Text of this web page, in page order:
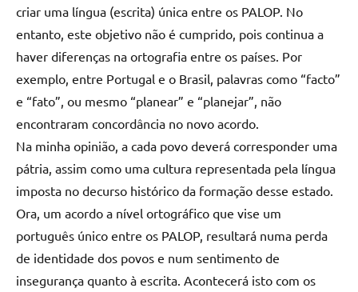
criar uma língua (escrita) única entre os PALOP. No
entanto, este objetivo não é cumprido, pois continua a
haver diferenças na ortografia entre os países. Por
exemplo, entre Portugal e o Brasil, palavras como “facto”
e “fato”, ou mesmo “planear” e “planejar”, não
encontraram concordância no novo acordo.
Na minha opinião, a cada povo deverá corresponder uma
pátria, assim como uma cultura representada pela língua
imposta no decurso histórico da formação desse estado.
Ora, um acordo a nível ortográfico que vise um
português único entre os PALOP, resultará numa perda
de identidade dos povos e num sentimento de
insegurança quanto à escrita. Acontecerá isto com os